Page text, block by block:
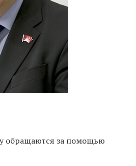
обращаются за помощью